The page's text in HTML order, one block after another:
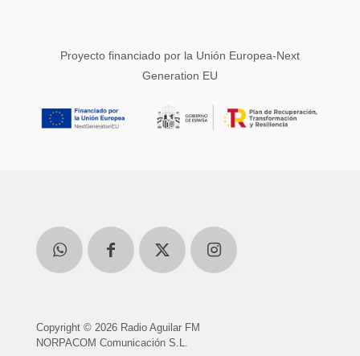
Proyecto financiado por la Unión Europea-Next
Generation EU
Copyright © 2026 Radio Aguilar FM
NORPACOM Comunicación S.L.